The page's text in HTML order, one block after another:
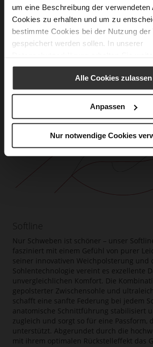
um eine Beschreibung der verwendeten
Cookies zu erhalten und um zu
bestimmte Cookies bei der Nutzung der
gespeichert werden sollen. In unserer
Alle Cookies zulassen
Anpassen
Nur notwendige Cookies
Softline
Nur Schweben ist schöner – unser
fasziniert mit einem Gefühl von purer
seiner innovativen Weichpolsterung und
Sohlentechnologie vereint es exzellente
unvergleichlichen Komfort. Die
gepolsterter Zwischensohle und
schafft eine sanfte Federung bei jedem
anatomische Schnittführung stabilisiert
zugleich und sorgt so für eine Passform,
unterstützt. Abgerundet durch die
mit ihrem optimalen Rückstelleffekt das